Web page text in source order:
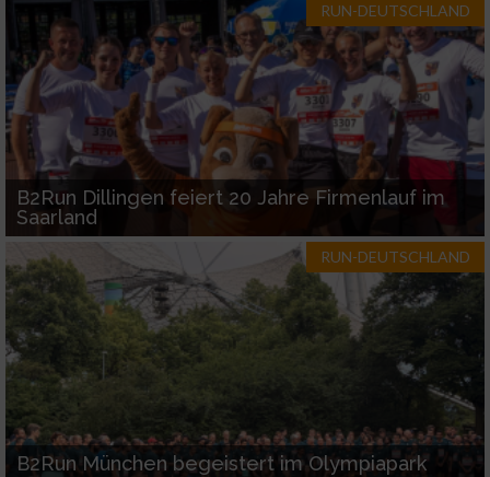
RUN-DEUTSCHLAND
B2Run Dillingen feiert 20 Jahre Firmenlauf im
Saarland
RUN-DEUTSCHLAND
B2Run München begeistert im Olympiapark